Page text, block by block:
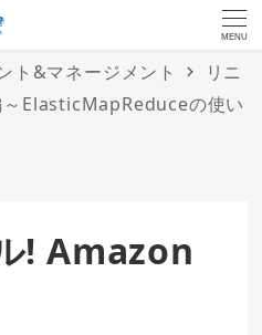
MENU
ト&マネージメント
リニ
ElasticMapReduceの使い
! Amazon